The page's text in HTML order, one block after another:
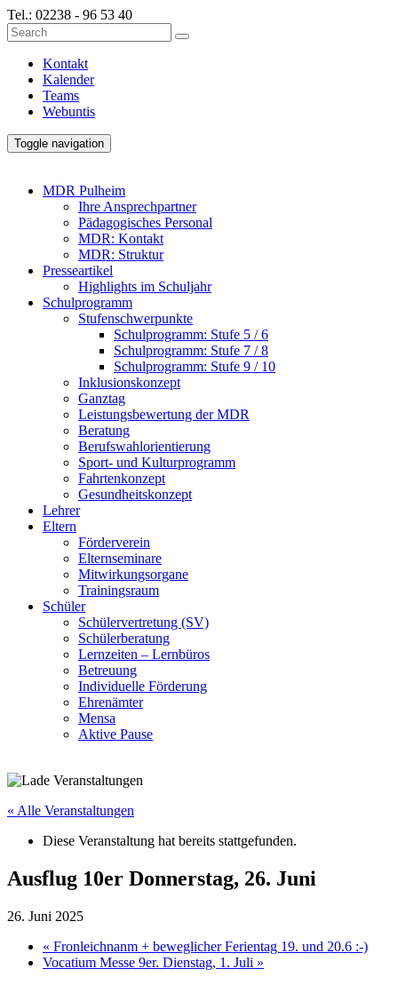
Tel.: 02238 - 96 53 40
Kontakt
Kalender
Teams
Webuntis
Toggle navigation
MDR Pulheim
Ihre Ansprechpartner
Pädagogisches Personal
MDR: Kontakt
MDR: Struktur
Presseartikel
Highlights im Schuljahr
Schulprogramm
Stufenschwerpunkte
Schulprogramm: Stufe 5 / 6
Schulprogramm: Stufe 7 / 8
Schulprogramm: Stufe 9 / 10
Inklusionskonzept
Ganztag
Leistungsbewertung der MDR
Beratung
Berufswahlorientierung
Sport- und Kulturprogramm
Fahrtenkonzept
Gesundheitskonzept
Lehrer
Eltern
Förderverein
Elternseminare
Mitwirkungsorgane
Trainingsraum
Schüler
Schülervertretung (SV)
Schülerberatung
Lernzeiten – Lernbüros
Betreuung
Individuelle Förderung
Ehrenämter
Mensa
Aktive Pause
« Alle Veranstaltungen
Diese Veranstaltung hat bereits stattgefunden.
Ausflug 10er Donnerstag, 26. Juni
26. Juni 2025
« Fronleichnanm + beweglicher Ferientag 19. und 20.6 :-)
Vocatium Messe 9er. Dienstag, 1. Juli »